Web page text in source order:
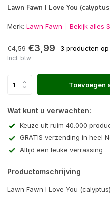
Lawn Fawn I Love You
Merk: Lawn Fawn Bekijk alles
€4,59 €3,99 3 producten
Incl. btw
Toevoegen
Wat kunt u verwachten:
Keuze uit ruim 40.000
GRATIS verzending in heel
Altijd een leuke verrassing
Productomschrijving
Lawn Fawn I Love You